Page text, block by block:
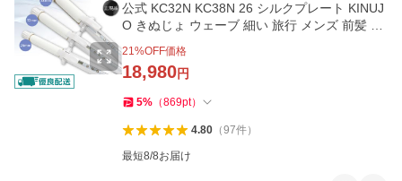
公式 KC32N KC38N 26 シルクプレート KINUJ
O きぬじょ ウェーブ 細い 旅行 メンズ 前髪 持
21%OFF価格
18,980円
5% （869pt）
4.80（97件）
最短8/8お届け